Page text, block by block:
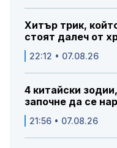
Хитър трик,
стоят далеч от
22:12 • 07.08.26
4 китайски
започне да се
21:56 • 07.08.26